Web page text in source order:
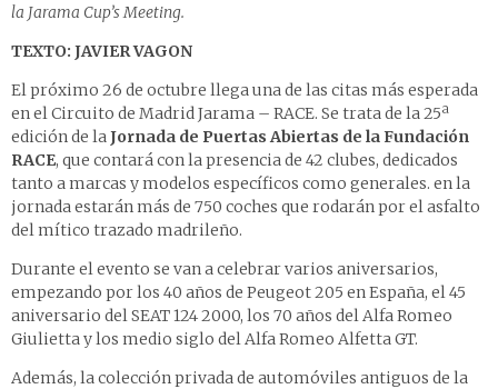
la Jarama Cup’s Meeting.
TEXTO: JAVIER VAGON
El próximo 26 de octubre llega una de las citas más esperada
en el Circuito de Madrid Jarama – RACE. Se trata de la 25ª
edición de laJornada de Puertas Abiertas de la Fundación
RACE, que contará con la presencia de 42 clubes, dedicados
tanto a marcas y modelos específicos como generales. en la
jornada estarán más de 750 coches que rodarán por el asfalto
del mítico trazado madrileño.
Durante el evento se van a celebrar varios aniversarios,
empezando por los 40 años de Peugeot 205 en España, el 45
aniversario del SEAT 124 2000, los 70 años del Alfa Romeo
Giulietta y los medio siglo del Alfa Romeo Alfetta GT.
Además, la colección privada de automóviles antiguos de la